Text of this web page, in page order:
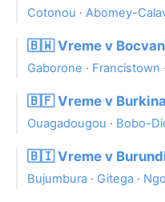
Cotonou · Abomey-
🇧🇼 Vreme v
Gaborone · Francistown ·
🇧🇫 Vreme v
Ouagadougou · Bobo-
🇧🇮 Vreme v
Bujumbura · Gitega ·